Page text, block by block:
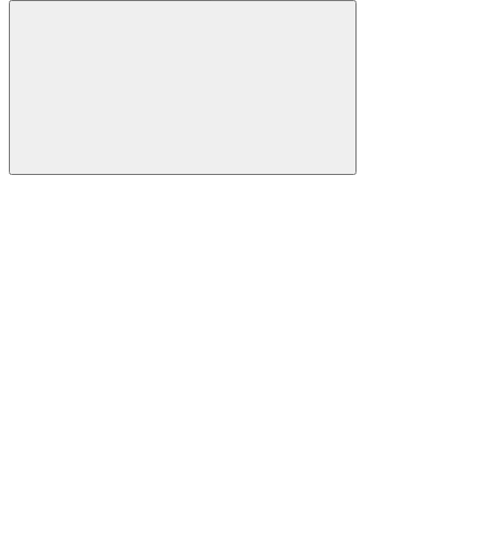
Buscar